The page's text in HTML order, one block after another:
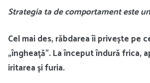
Strategia ta de comportament este
Cel mai des, răbdarea îi privește pe
„îngheață”. La început îndură frica,
iritarea și furia.